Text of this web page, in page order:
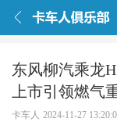
东风柳汽乘龙
上市引领燃气
卡车人 2024-11-27